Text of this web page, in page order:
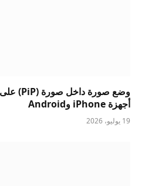
أجهزة iPhone وAndroid
19 يوليو، 2026